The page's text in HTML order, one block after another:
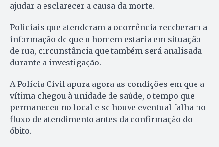
ajudar a esclarecer a causa da morte.
Policiais que atenderam a ocorrência receberam a
informação de que o homem estaria em situação
de rua, circunstância que também será analisada
durante a investigação.
A Polícia Civil apura agora as condições em que a
vítima chegou à unidade de saúde, o tempo que
permaneceu no local e se houve eventual falha no
fluxo de atendimento antes da confirmação do
óbito.